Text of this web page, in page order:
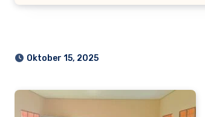
Oktober 15, 2025